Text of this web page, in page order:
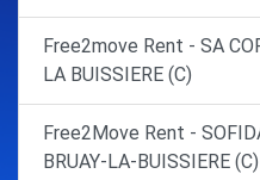
Free2move Rent - SA
LA BUISSIERE (C)
Free2Move Rent -
BRUAY-LA-BUISSIERE (C)